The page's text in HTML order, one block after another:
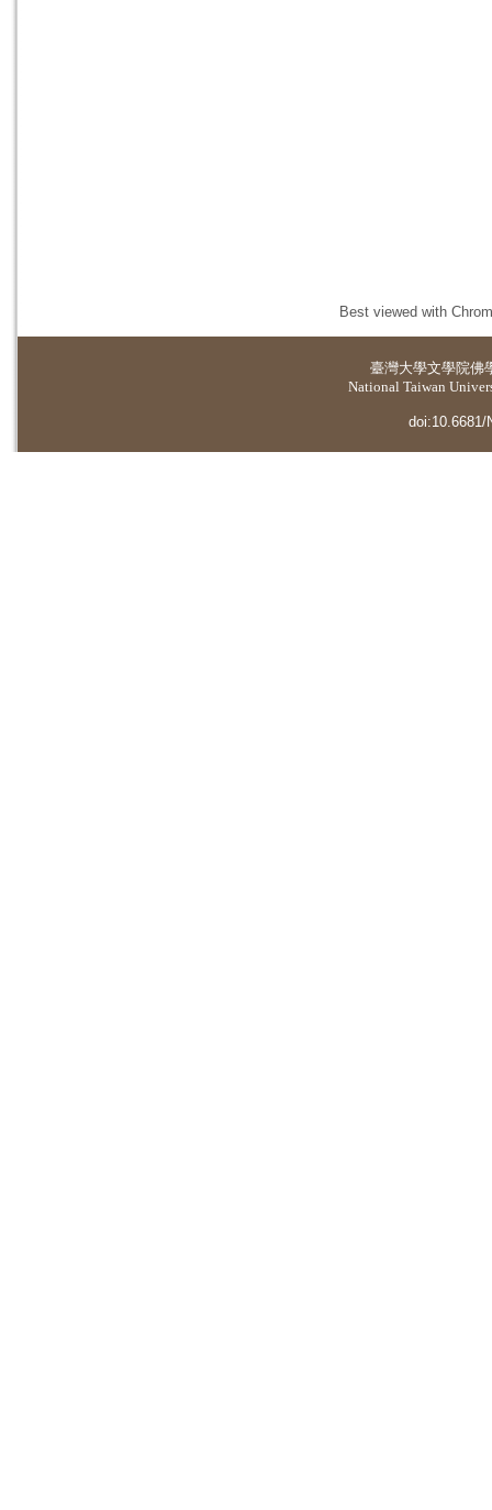
Best viewed with
臺灣大學文學院佛
National Taiwan
doi:10.6681/